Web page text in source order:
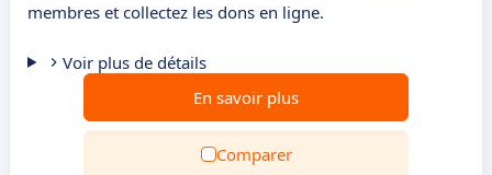
membres et collectez les dons en ligne.
Voir plus de détails
En savoir plus
Comparer